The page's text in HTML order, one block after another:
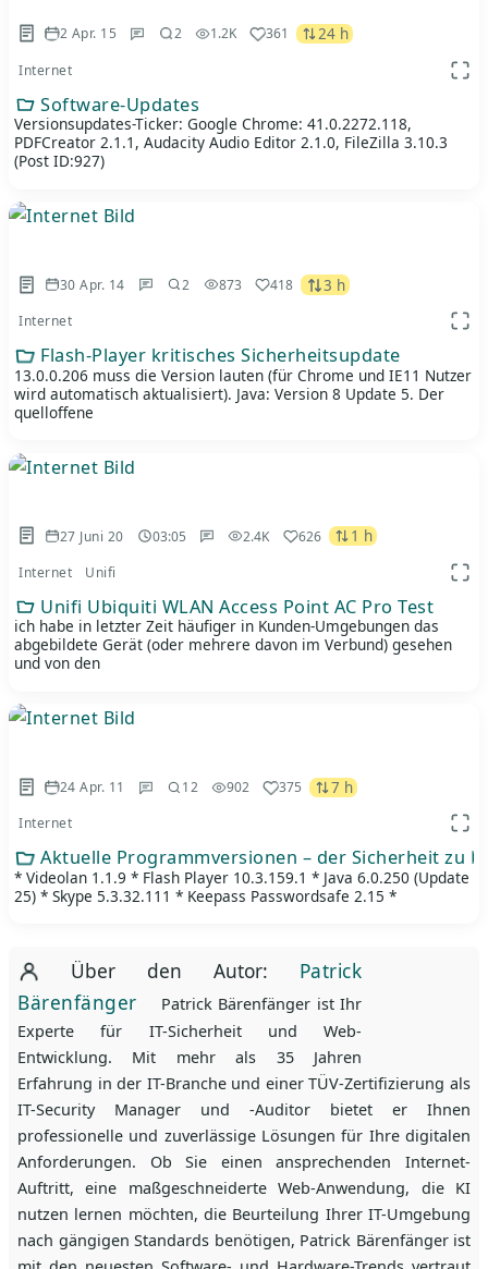
2 Apr. 15 2 1.2K 361 24 h
Internet
Software-Updates
Versionsupdates-Ticker: Google Chrome: 41.0.2272.118,
PDFCreator 2.1.1, Audacity Audio Editor 2.1.0, FileZilla 3.10.3
(Post ID:927)
30 Apr. 14 2 873 418 3 h
Internet
Flash-Player kritisches Sicherheitsupdate
13.0.0.206 muss die Version lauten (für Chrome und IE11 Nutzer
wird automatisch aktualisiert). Java: Version 8 Update 5. Der
quelloffene
27 Juni 20 03:05 2.4K 626 1 h
Internet Unifi
Unifi Ubiquiti WLAN Access Point AC Pro Test
ich habe in letzter Zeit häufiger in Kunden-Umgebungen das
abgebildete Gerät (oder mehrere davon im Verbund) gesehen
und von den
24 Apr. 11 12 902 375 7 h
Internet
Aktuelle Programmversionen – der Sicherheit zu
* Videolan 1.1.9 * Flash Player 10.3.159.1 * Java 6.0.250 (Update
25) * Skype 5.3.32.111 * Keepass Passwordsafe 2.15 *
Über den Autor: Patrick
Bärenfänger
Patrick Bärenfänger ist Ihr
Experte für IT-Sicherheit und Web-
Entwicklung. Mit mehr als 35 Jahren
Erfahrung in der IT-Branche und einer TÜV-Zertifizierung als
IT-Security Manager und -Auditor bietet er Ihnen
professionelle und zuverlässige Lösungen für Ihre digitalen
Anforderungen. Ob Sie einen ansprechenden Internet-
Auftritt, eine maßgeschneiderte Web-Anwendung, die KI
nutzen lernen möchten, die Beurteilung Ihrer IT-Umgebung
nach gängigen Standards benötigen, Patrick Bärenfänger ist